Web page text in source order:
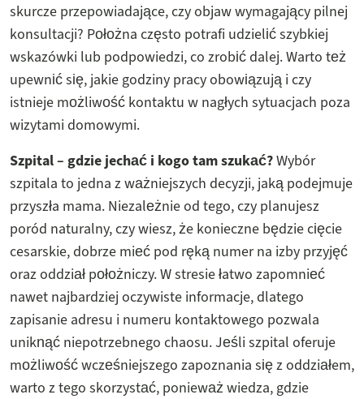
skurcze przepowiadające, czy objaw wymagający pilnej
konsultacji? Położna często potrafi udzielić szybkiej
wskazówki lub podpowiedzi, co zrobić dalej. Warto też
upewnić się, jakie godziny pracy obowiązują i czy
istnieje możliwość kontaktu w nagłych sytuacjach poza
wizytami domowymi.
Szpital – gdzie jechać i kogo tam szukać?Wybór
szpitala to jedna z ważniejszych decyzji, jaką podejmuje
przyszła mama. Niezależnie od tego, czy planujesz
poród naturalny, czy wiesz, że konieczne będzie cięcie
cesarskie, dobrze mieć pod ręką numer na izby przyjęć
oraz oddział położniczy. W stresie łatwo zapomnieć
nawet najbardziej oczywiste informacje, dlatego
zapisanie adresu i numeru kontaktowego pozwala
uniknąć niepotrzebnego chaosu. Jeśli szpital oferuje
możliwość wcześniejszego zapoznania się z oddziałem,
warto z tego skorzystać, ponieważ wiedza, gdzie